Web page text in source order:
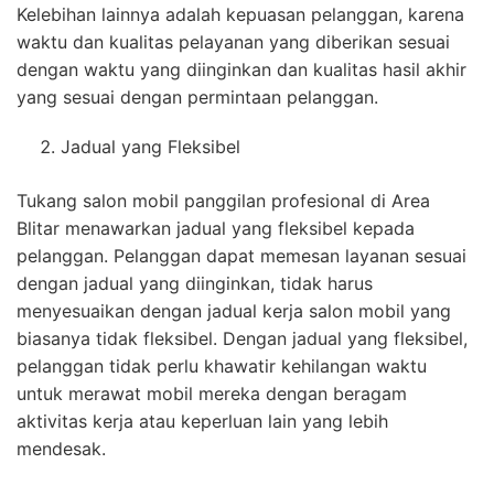
Kelebihan lainnya adalah kepuasan pelanggan, karena
waktu dan kualitas pelayanan yang diberikan sesuai
dengan waktu yang diinginkan dan kualitas hasil akhir
yang sesuai dengan permintaan pelanggan.
Jadual yang Fleksibel
Tukang salon mobil panggilan profesional di Area
Blitar menawarkan jadual yang fleksibel kepada
pelanggan. Pelanggan dapat memesan layanan sesuai
dengan jadual yang diinginkan, tidak harus
menyesuaikan dengan jadual kerja salon mobil yang
biasanya tidak fleksibel. Dengan jadual yang fleksibel,
pelanggan tidak perlu khawatir kehilangan waktu
untuk merawat mobil mereka dengan beragam
aktivitas kerja atau keperluan lain yang lebih
mendesak.